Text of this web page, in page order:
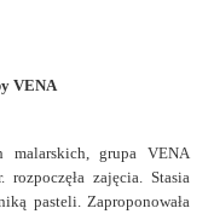
VENA
malarskich, grupa VENA
zajęcia. Stasia
pasteli. Zaproponowała